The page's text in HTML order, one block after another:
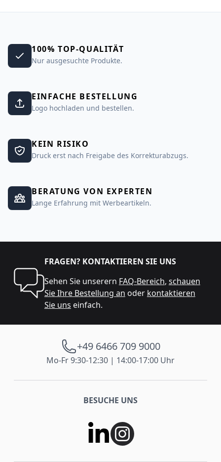
100% TOP-QUALITÄT
Nur ausgesuchte Produkte.
EINFACHE BESTELLUNG
Logo hochladen und bestellen.
KEIN RISIKO
Druck erst nach Freigabe des Korrekturabzugs.
BERATUNG VON EXPERTEN
Lange Erfahrung mit Werbeartikeln.
FRAGEN? KONTAKTIEREN SIE UNS
Sehen Sie unserern FAQ-Bereich, schauen
Sie Ihre Bestellung an oder kontaktieren
Sie uns einfach.
+49 6466 709 9000
Mo-Fr 9:30-12:30 | 14:00-17:00 Uhr
BESUCHE UNS